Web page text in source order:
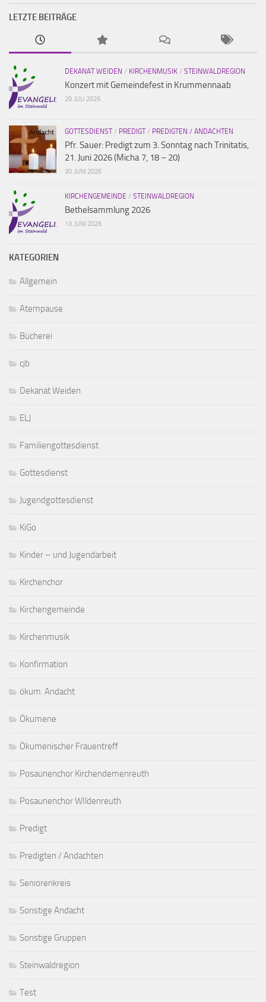
LETZTE BEITRÄGE
DEKANAT WEIDEN / KIRCHENMUSIK / STEINWALDREGION
Konzert mit Gemeindefest in Krummennaab
29. JULI 2026
GOTTESDIENST/ PREDIGT/ PREDIGTEN / ANDACHTEN
Pfr. Sauer: Predigt zum 3. Sonntag nach Trinitatis,
21. Juni 2026 (Micha 7, 18 – 20)
30. JUNI 2026
KIRCHENGEMEINDE / STEINWALDREGION
Bethelsammlung 2026
13. JUNI 2026
KATEGORIEN
Allgemein
Atempause
Bücherei
cjb
Dekanat Weiden
ELJ
Familiengottesdienst
Gottesdienst
Jugendgottesdienst
KiGo
Kinder – und Jugendarbeit
Kirchenchor
Kirchengemeinde
Kirchenmusik
Konfirmation
ökum. Andacht
Ökumene
Ökumenischer Frauentreff
Posaunenchor Kirchendemenreuth
Posaunenchor WIldenreuth
Predigt
Predigten / Andachten
Seniorenkreis
Sonstige Andacht
Sonstige Gruppen
Steinwaldregion
Test